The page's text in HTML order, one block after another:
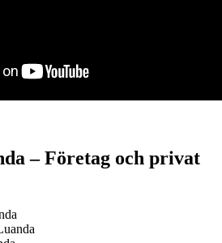
– Företag och privat